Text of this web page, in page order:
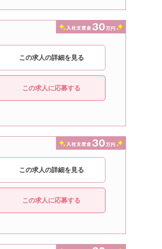
この求人の詳細を見る
この求人に応募する
この求人の詳細を見る
この求人に応募する